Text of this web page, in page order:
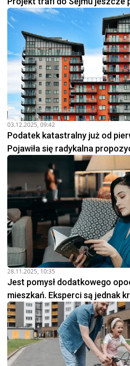
03.12.2025, 09:42
Podatek katastralny już od
Pojawiła się radykalna
28.11.2025, 10:35
Jest pomysł dodatkowego
mieszkań. Eksperci są jednak